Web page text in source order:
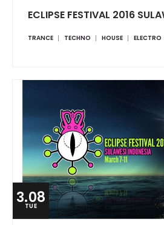
ECLIPSE FESTIVAL 2016
TRANCE TECHNO HOUSE ELECTRO
3.08
TUE